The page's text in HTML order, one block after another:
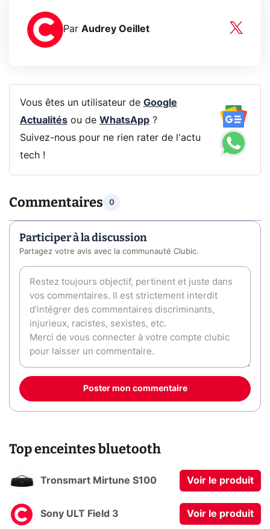
Par Audrey Oeillet
Vous êtes un utilisateur de Google
Actualitésou de WhatsApp?
Suivez-nous pour ne rien rater de l'actu
tech !
Commentaires 0
Participer à la discussion
Partagez votre avis avec la communauté Clubic.
Poster mon commentaire
Top enceintes bluetooth
Tronsmart Mirtune S100 Voir le produit
Sony ULT Field 3 Voir le produit